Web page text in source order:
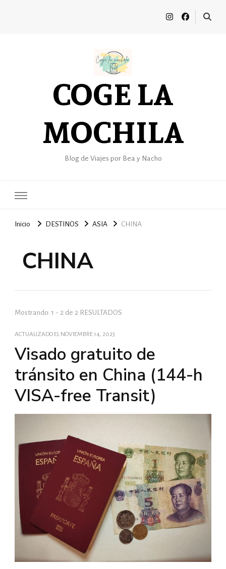
COGE LA
MOCHILA
Blog de Viajes por Bea y Nacho
Inicio DESTINOS ASIA CHINA
CHINA
Mostrando: 1 - 2 de 2 RESULTADOS
ACTUALIZADO EL NOVIEMBRE 14, 2023
Visado gratuito de
tránsito en China (144-h
VISA-free Transit)